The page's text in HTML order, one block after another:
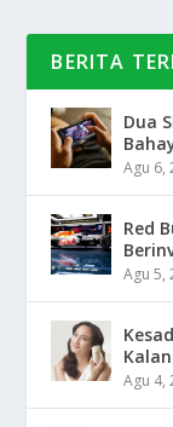
BERITA
Dua
Agu 6,
Red
Agu 5,
Agu 4,